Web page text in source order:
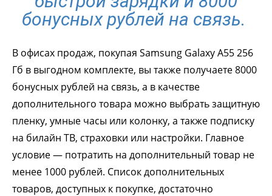
бонусных рублей на связь.
В офисах продаж, покупая Samsung Galaxy A55 256
Гб в выгодном комплекте, вы также получаете 8000
бонусных рублей на связь, а в качестве
дополнительного товара можно выбрать защитную
пленку, умные часы или колонку, а также подписку
на билайн ТВ, страховки или настройки. Главное
условие — потратить на дополнительный товар не
менее 1000 рублей. Список дополнительных
товаров, доступных к покупке, достаточно